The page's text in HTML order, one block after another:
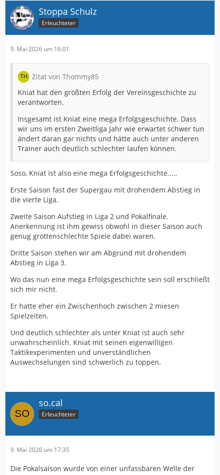
Stoppa Schulz
Erleuchteter
9. Mai 2026 um 16:01
Zitat von Thommy85
Kniat hat den größten Erfolg der Vereinsgeschichte zu
verantworten.
Insgesamt ist Kniat eine mega Erfolgsgeschichte. Dass
wir uns im ersten Zweitliga Jahr wie erwartet schwer tun
ändert daran gar nichts und hätte auch unter anderen
Trainer auch deutlich schlechter laufen können.
Soso, Kniat ist also eine mega Erfolgsgeschichte.....
Erste Saison fast der Supergau mit drohendem Abstieg in
die vierte Liga.
Zweite Saison Aufstieg in Liga 2 und Pokalfinale.
Anerkennung ist ihm gewiss obwohl in dieser Saison auch
genug grottenschlechte Spiele dabei waren.
Dritte Saison stehen wir am Abgrund mit drohendem
Abstieg in Liga 3.
Wo das nun eine mega Erfolgsgeschichte sein soll erschließt
sich mir nicht.
Er hatte eher ein Zwischenhoch zwischen 2 miesen
Spielzeiten.
Und deutlich schlechter als unter Kniat ist auch sehr
unwahrscheinlich. Kniat mit seinen eigenwilligen
Taktikexperimenten und unverständlichen
Auswechselungen sind schwerlich zu toppen.
so.cal
Erleuchteter
9. Mai 2026 um 17:35
Die Pokalsaison wurde von einer unfassbaren Welle der